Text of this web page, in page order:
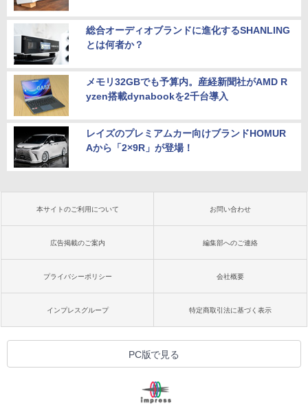
総合オーディオブランドに進化するSHANLING
とは何者か？
メモリ32GBでも予算内。産経新聞社がAMD R
yzen搭載dynabookを2千台導入
レイズのプレミアムカー向けブランドHOMUR
Aから「2×9R」が登場！
本サイトのご利用について お問い合わせ
広告掲載のご案内 編集部へのご連絡
プライバシーポリシー 会社概要
インプレスグループ 特定商取引法に基づく表示
PC版で見る